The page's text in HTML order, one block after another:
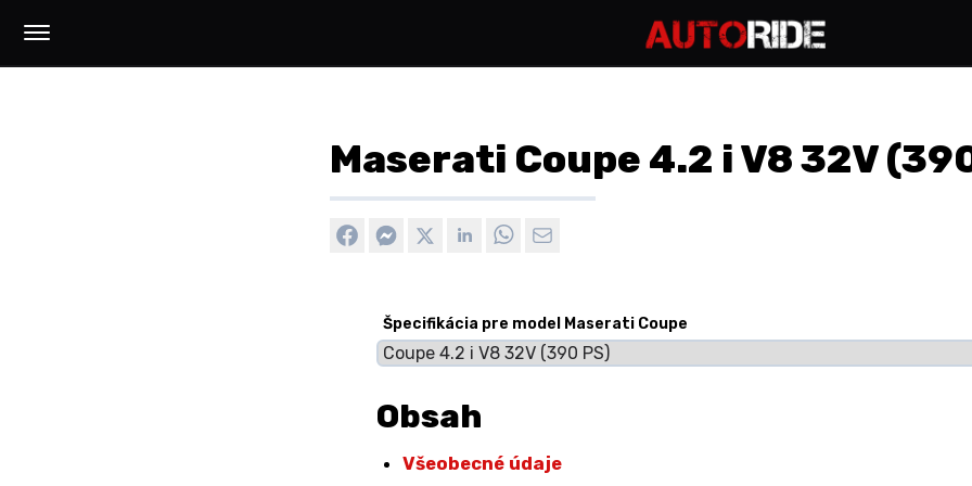
Maserati Coupe 4.2 i V8 32V
Špecifikácia pre model Maserati Coupe
Obsah
Všeobecné údaje